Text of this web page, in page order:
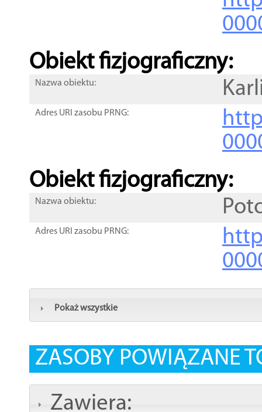
Obiekt fizjograficzny:
Nazwa obiektu:
Adres URI zasobu PRNG:
Obiekt fizjograficzny:
Nazwa obiektu:
Adres URI zasobu PRNG:
Pokaż wszystkie
ZASOBY POWIĄZANE
Zawiera: